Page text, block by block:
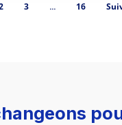
3 … 16